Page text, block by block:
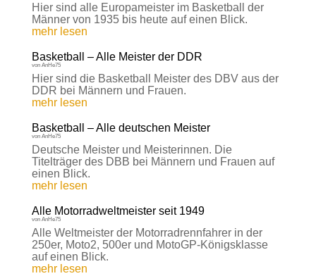
Hier sind alle Europameister im Basketball der
Männer von 1935 bis heute auf einen Blick.
mehr lesen
Basketball – Alle Meister der DDR
von AnHe75
Hier sind die Basketball Meister des DBV aus der
DDR bei Männern und Frauen.
mehr lesen
Basketball – Alle deutschen Meister
von AnHe75
Deutsche Meister und Meisterinnen. Die
Titelträger des DBB bei Männern und Frauen auf
einen Blick.
mehr lesen
Alle Motorradweltmeister seit 1949
von AnHe75
Alle Weltmeister der Motorradrennfahrer in der
250er, Moto2, 500er und MotoGP-Königsklasse
auf einen Blick.
mehr lesen